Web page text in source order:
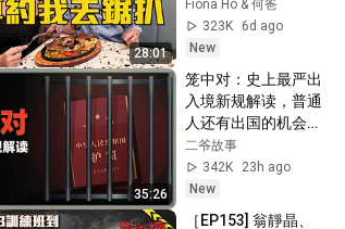
28:01
全因大廈改名！45歲
「第三度醒覺」看透
人性偽善！擬立電子
遺囑：遺產留給女朋
友未必是好事？ 抗拒
爆料：拒踩別人上
位！
Fiona Ho & 何爸
323K
6d ago
New
35:26
笼中对：史上最严出
入境新规解读，普通
人还有出国的机会
吗？
二爷故事
342K
23h ago
New
［EP153] 翁靜晶、